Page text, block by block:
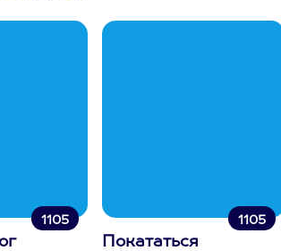
1105 1105
Покататься